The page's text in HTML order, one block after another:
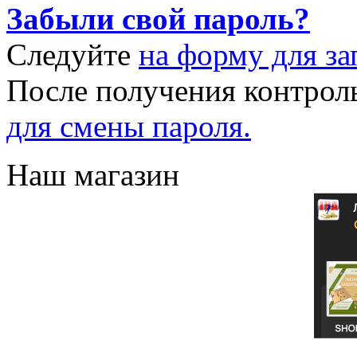
Забыли свой пароль?
Следуйте на форму для
После получения
для смены пароля.
Наш магазин